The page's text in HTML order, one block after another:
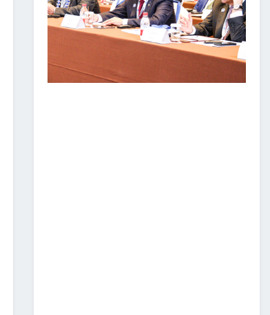
төсөл, арга хэмжээний ажлын
гүйцэтгэл, санхүүжилтийн 2026 оны 6
дугаар сарын мэдээ
ЗАМ, ТЭЭВРИЙН САЛБАР
2026 ОНЫ ЭХНИЙ ХАГАС